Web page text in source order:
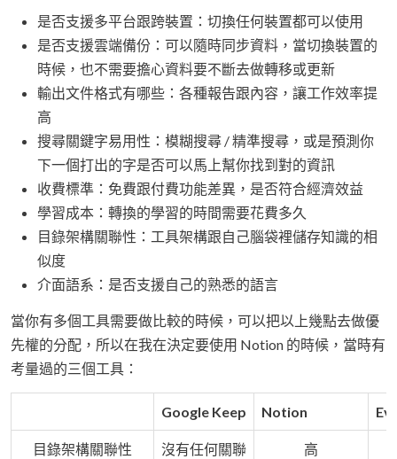
是否支援多平台跟跨裝置：切換任何裝置都可以使用
是否支援雲端備份：可以隨時同步資料，當切換裝置的
時候，也不需要擔心資料要不斷去做轉移或更新
輸出文件格式有哪些：各種報告跟內容，讓工作效率提
高
搜尋關鍵字易用性：模糊搜尋 / 精準搜尋，或是預測你
下一個打出的字是否可以馬上幫你找到對的資訊
收費標準：免費跟付費功能差異，是否符合經濟效益
學習成本：轉換的學習的時間需要花費多久
目錄架構關聯性：工具架構跟自己腦袋裡儲存知識的相
似度
介面語系：是否支援自己的熟悉的語言
當你有多個工具需要做比較的時候，可以把以上幾點去做優
先權的分配，所以在我在決定要使用 Notion 的時候，當時有
考量過的三個工具：
Google Keep Notion
目錄架構關聯性 沒有任何關聯 高